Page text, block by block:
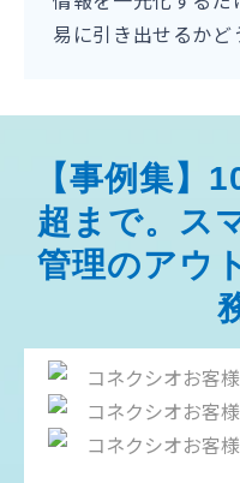
易に引き出せるかど
【事例集】
超まで。ス
管理のアウ